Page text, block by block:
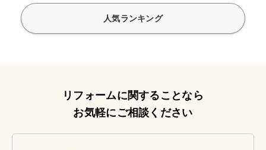
人気ランキング
リフォームに関することなら
お気軽にご相談ください